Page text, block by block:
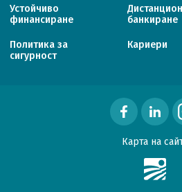
Устойчиво
финансиране
банкиране
Политика за
сигурност
Кариери
Карта на